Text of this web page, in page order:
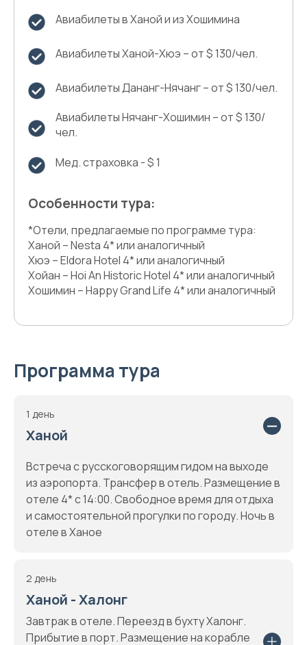
Авиабилеты в Ханой и из Хошимина
Авиабилеты Ханой-Хюэ – от $ 130/чел.
Авиабилеты Дананг-Нячанг – от $ 130/чел.
Авиабилеты Нячанг-Хошимин – от $ 130/
чел.
Мед. страховка - $ 1
Особенности тура:
*Отели, предлагаемые по программе тура:
Ханой – Nesta 4* или аналогичный
Хюэ – Eldora Hotel 4* или аналогичный
Хойан – Hoi An Historic Hotel 4* или аналогичный
Хошимин – Happy Grand Life 4* или аналогичный
Программа тура
1 день
Ханой
Встреча с русскоговорящим гидом на выходе
из аэропорта. Трансфер в отель. Размещение в
отеле 4* с 14:00. Свободное время для отдыха
и самостоятельной прогулки по городу. Ночь в
отеле в Ханое
2 день
Ханой - Халонг
Завтрак в отеле. Переезд в бухту Халонг.
Прибытие в порт. Размещение на корабле